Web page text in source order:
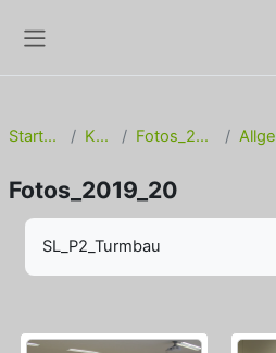
Startseite Kurse Fotos_2019_20
Fotos_2019_20
SL_P2_Turmbau